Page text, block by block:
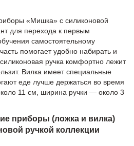
«Мишка» с силиконовой
для перехода к первым
самостоятельному
помогает удобно набирать и
ручка комфортно лежит
Вилка имеет специальные
еде лучше держаться во время
11 см, ширина ручки — около 3
приборы (ложка и вилка)
ручкой коллекции